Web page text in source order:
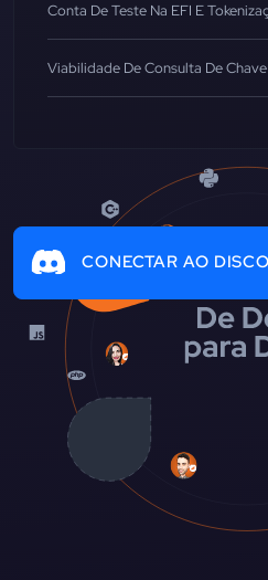
Conta De Teste Na EFI E
Viabilidade De Consulta De
CONECTAR AO